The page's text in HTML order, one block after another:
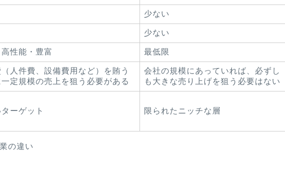
少ない
少ない
性能・豊富 最低限
（人件費、設備費用など）を賄う
定規模の売上を狙う必要がある
会社の規模にあっていれば、必ずし
も大きな売り上げを狙う必要はない
ーゲット 限られたニッチな層
の違い